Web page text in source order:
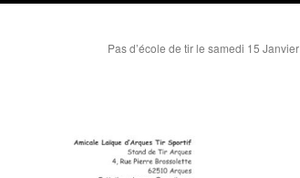
Pas d’école de tir le samedi 15 Janvier